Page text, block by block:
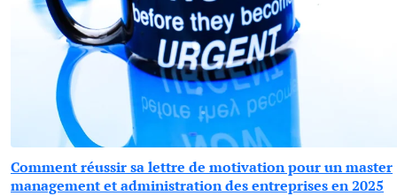
Comment réussir sa lettre de motivation pour un master
management et administration des entreprises en 2025